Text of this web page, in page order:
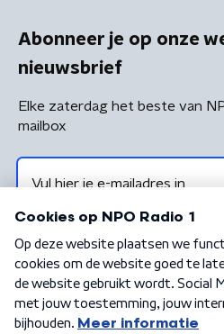
Abonneer je op onze
nieuwsbrief
Elke zaterdag het beste van
mailbox
Algemene voorwaarden